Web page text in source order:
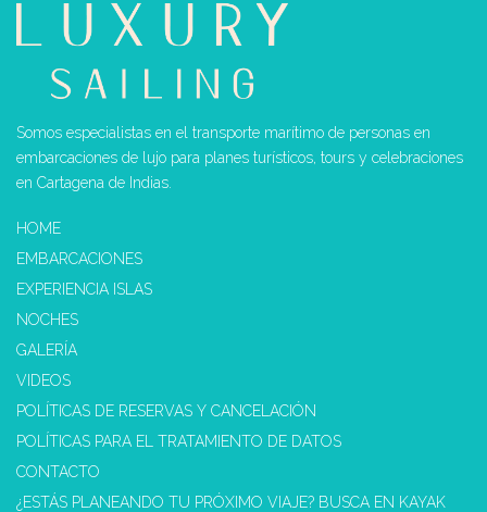
Somos especialistas en el transporte marítimo de personas en
embarcaciones de lujo para planes turísticos, tours y celebraciones
en Cartagena de Indias.
HOME
EMBARCACIONES
EXPERIENCIA ISLAS
NOCHES
GALERÍA
VIDEOS
POLÍTICAS DE RESERVAS Y CANCELACIÓN
POLÍTICAS PARA EL TRATAMIENTO DE DATOS
CONTACTO
¿ESTÁS PLANEANDO TU PRÓXIMO VIAJE? BUSCA EN KAYAK